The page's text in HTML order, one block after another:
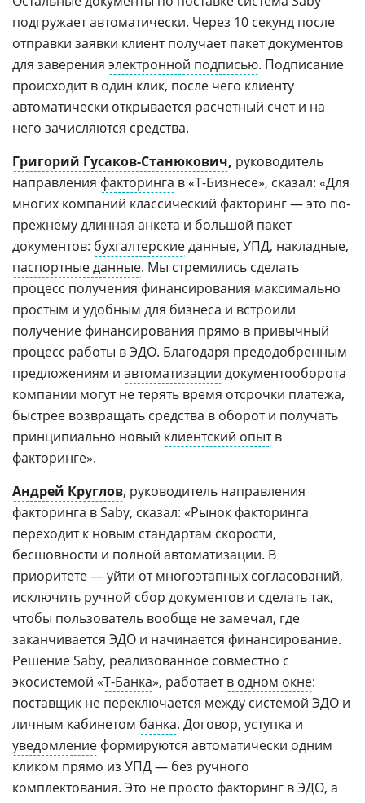
подгружает автоматически. Через 10 секунд после
отправки заявки клиент получает пакет документов
для заверения электронной подписью. Подписание
происходит в один клик, после чего клиенту
автоматически открывается расчетный счет и на
него зачисляются средства.
Григорий Гусаков-Станюкович, руководитель
направления факторинга в «Т-Бизнесе», сказал: «Для
многих компаний классический факторинг — это по-
прежнему длинная анкета и большой пакет
документов: бухгалтерскиеданные, УПД, накладные,
паспортные данные. Мы стремились сделать
процесс получения финансирования максимально
простым и удобным для бизнеса и встроили
получение финансирования прямо в привычный
процесс работы в ЭДО. Благодаря предодобренным
предложениям и автоматизации документооборота
компании могут не терять время отсрочки платежа,
быстрее возвращать средства в оборот и получать
принципиально новый клиентский опытв
факторинге».
Андрей Круглов, руководитель направления
факторинга в Saby, сказал: «Рынок факторинга
переходит к новым стандартам скорости,
бесшовности и полной автоматизации. В
приоритете — уйти от многоэтапных согласований,
исключить ручной сбор документов и сделать так,
чтобы пользователь вообще не замечал, где
заканчивается ЭДО и начинается финансирование.
Решение Saby, реализованное совместно с
экосистемой «Т-Банка», работаетв одном окне:
поставщик не переключается между системой ЭДО и
личным кабинетом банка. Договор, уступка и
уведомление формируются автоматически одним
кликом прямо из УПД — без ручного
комплектования. Это не просто факторинг в ЭДО, а